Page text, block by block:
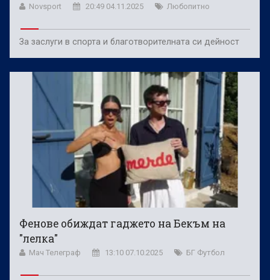
Novsport 20:49 04.11.2025 Любопитно
За заслуги в спорта и благотворителната си дейност
Фенове обиждат гаджето на Бекъм на
"лелка"
Мач Телеграф 13:10 07.10.2025 БГ Футбол